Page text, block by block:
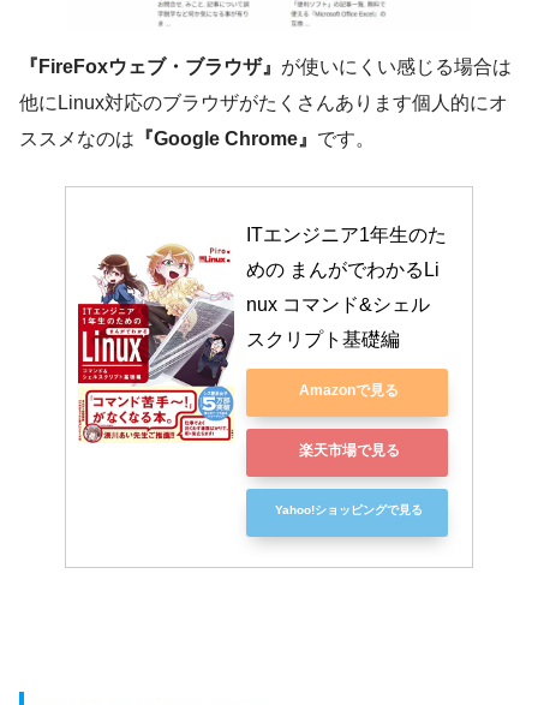
『FireFoxウェブ・ブラウザ』 が使いにくい感じる場合は
他にLinux対応のブラウザがたくさんあります個人的にオ
ススメなのは 『Google Chrome』 です。
ITエンジニア1年生のた
めの まんがでわかるLi
nux コマンド&シェル
スクリプト基礎編
Amazonで見る
楽天市場で見る
Yahoo!ショッピングで見る